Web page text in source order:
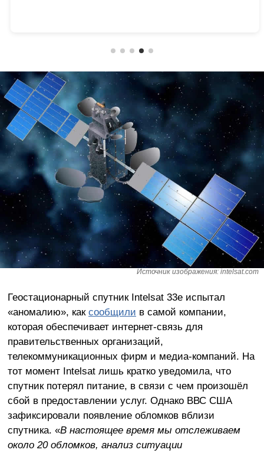
Источник изображения: intelsat.com
Геостационарный спутник Intelsat 33e испытал
«аномалию», как сообщили в самой компании,
которая обеспечивает интернет-связь для
правительственных организаций,
телекоммуникационных фирм и медиа-компаний. На
тот момент Intelsat лишь кратко уведомила, что
спутник потерял питание, в связи с чем произошёл
сбой в предоставлении услуг. Однако ВВС США
зафиксировали появление обломков вблизи
спутника. «В настоящее время мы отслеживаем
около 20 обломков, анализ ситуации